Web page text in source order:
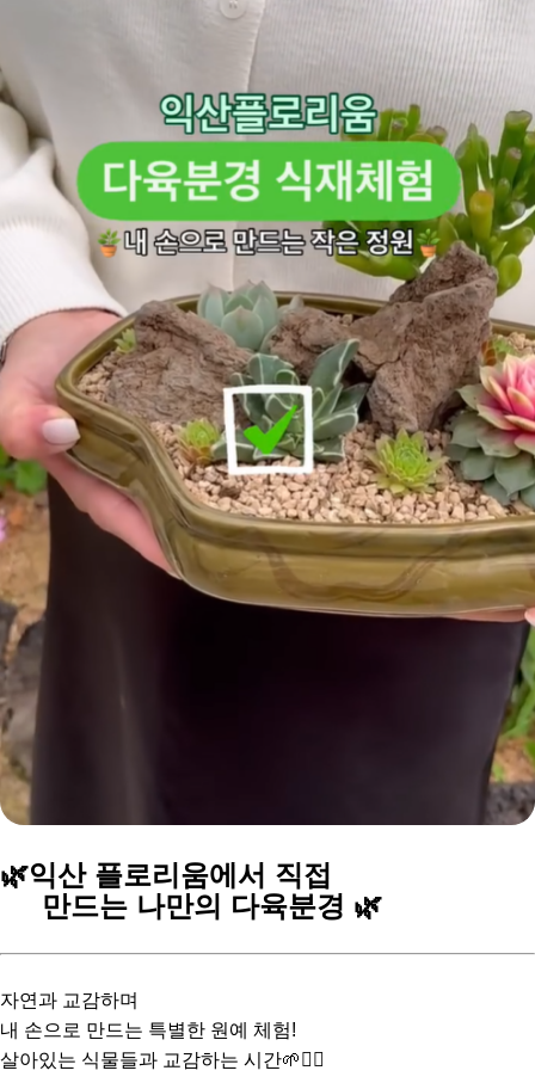
🌿익산 플로리움에서 직접
만드는 나만의 다육분경 🌿
자연과 교감하며
내 손으로 만드는 특별한 원예 체험!
살아있는 식물들과 교감하는 시간🌱🧘‍♀️